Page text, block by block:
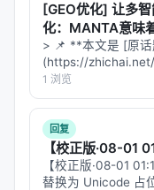
K2.5、GLM-
几乎都上了这张电
---
📊 第二章：结
先说最让人不安的
在"保留评论、没
[GEO优化] 让多
化：MANTA意味
> 📌 **本文是 [原
(https://
**——标题改为问题
于 AI 引擎引用。
1 浏览
回复
【校正版·08-01
【校正版·08-01
替换为 Unicode 占